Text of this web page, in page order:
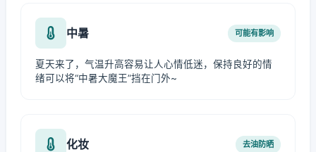
中暑 可能有影响
夏天来了，气温升高容易让人心情低迷，保持良好的情
绪可以将“中暑大魔王”挡在门外~
化妆 去油防晒